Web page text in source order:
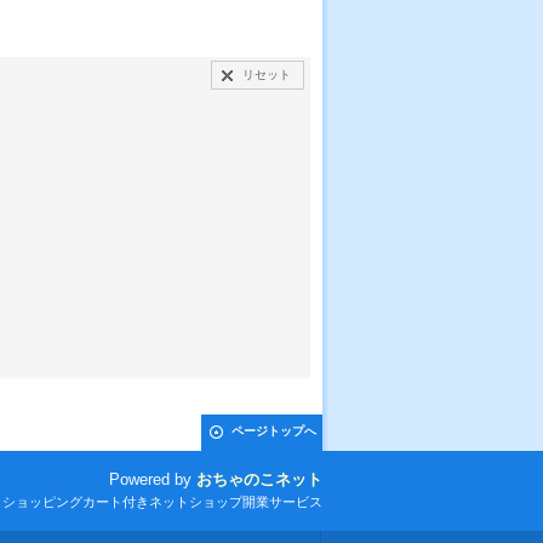
リセット
ページトップへ
Powered by おちゃのこネット
ョッピングカート付きネットショップ開業サービス